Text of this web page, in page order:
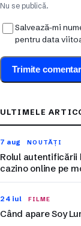
Nu se publică.
Salvează-mi
pentru data
ULTIMELE
7 aug NOUTĂȚI
Rolul
cazino online pe
24 iul FILME
Când apare Soy